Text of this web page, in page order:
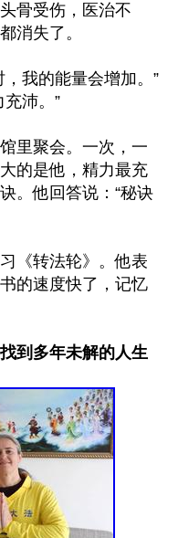
骨受伤，医治不
消失了。
我的能量会增加。”
沛。”
里聚会。一次，一
的是他，精力最充
。他回答说：“秘诀
《转法轮》。他表
的速度快了，记忆
到多年未解的人生